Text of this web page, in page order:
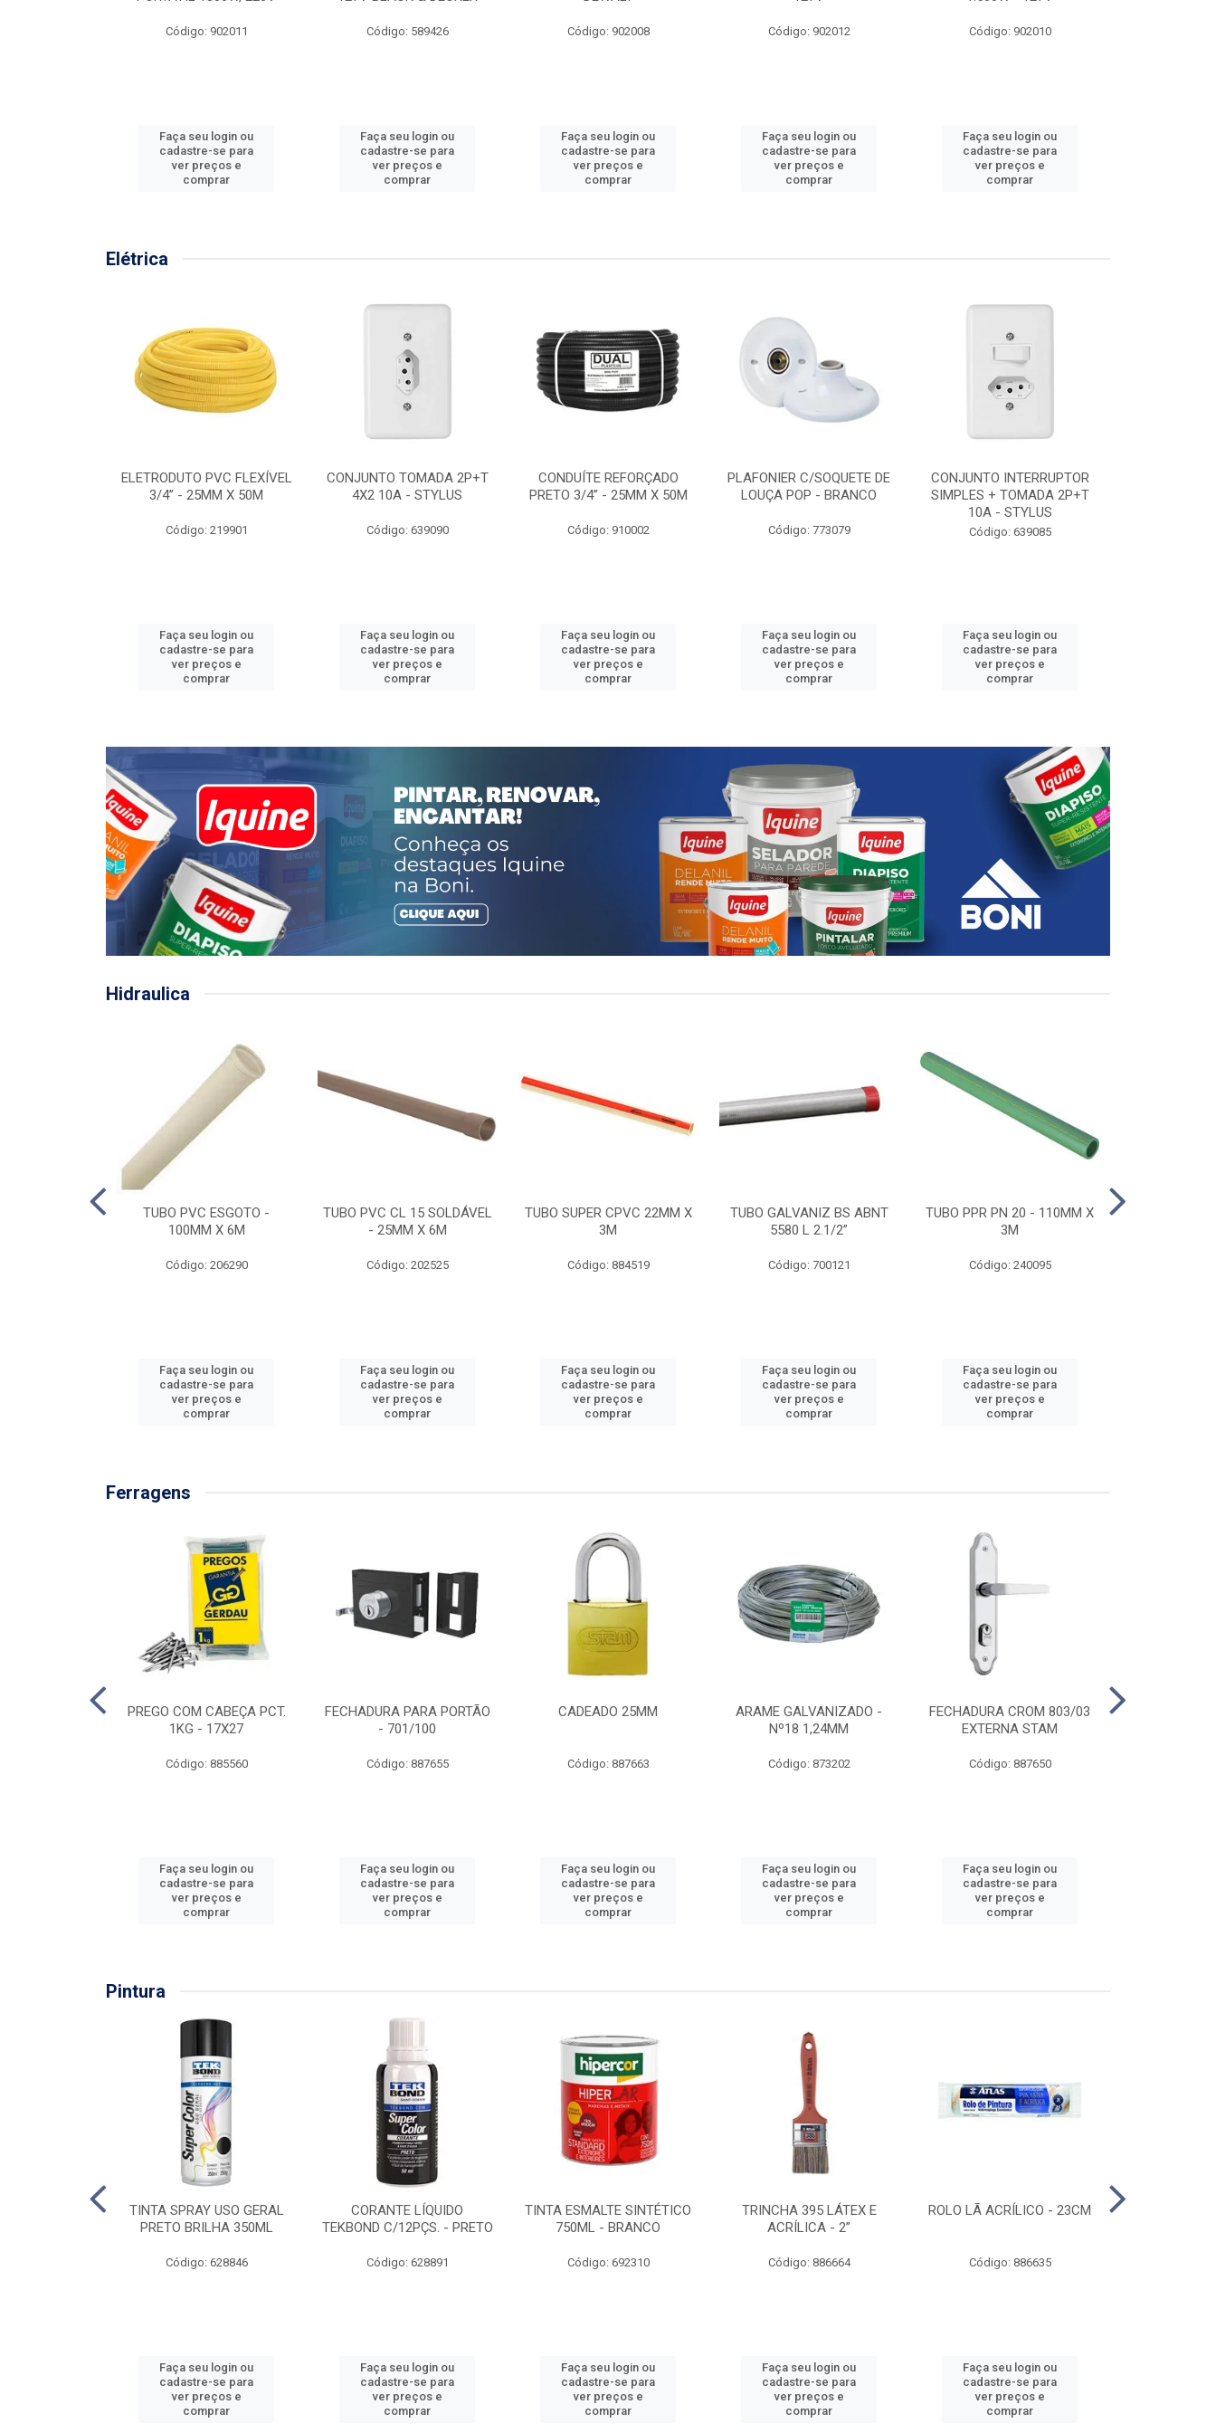
Código: 902011
Faça seu login ou
cadastre-se para
ver preços e
comprar
Código: 589426
Faça seu login ou
cadastre-se para
ver preços e
comprar
Código: 902008
Faça seu login ou
cadastre-se para
ver preços e
comprar
Código: 902012
Faça seu login ou
cadastre-se para
ver preços e
comprar
Código: 902010
Faça seu login ou
cadastre-se para
ver preços e
comprar
Elétrica
ELETRODUTO PVC FLEXÍVEL
3/4” - 25MM X 50M
Código: 219901
Faça seu login ou
cadastre-se para
ver preços e
comprar
CONJUNTO TOMADA 2P+T
4X2 10A - STYLUS
Código: 639090
Faça seu login ou
cadastre-se para
ver preços e
comprar
CONDUÍTE REFORÇADO
PRETO 3/4” - 25MM X 50M
Código: 910002
Faça seu login ou
cadastre-se para
ver preços e
comprar
PLAFONIER C/SOQUETE DE
LOUÇA POP - BRANCO
Código: 773079
Faça seu login ou
cadastre-se para
ver preços e
comprar
CONJUNTO INTERRUPTOR
SIMPLES + TOMADA 2P+T
10A - STYLUS
Código: 639085
Faça seu login ou
cadastre-se para
ver preços e
comprar
Hidraulica
TUBO PVC ESGOTO -
100MM X 6M
Código: 206290
Faça seu login ou
cadastre-se para
ver preços e
comprar
TUBO PVC CL 15 SOLDÁVEL
- 25MM X 6M
Código: 202525
Faça seu login ou
cadastre-se para
ver preços e
comprar
TUBO SUPER CPVC 22MM X
3M
Código: 884519
Faça seu login ou
cadastre-se para
ver preços e
comprar
TUBO GALVANIZ BS ABNT
5580 L 2.1/2”
Código: 700121
Faça seu login ou
cadastre-se para
ver preços e
comprar
TUBO PPR PN 20 - 110MM X
3M
Código: 240095
Faça seu login ou
cadastre-se para
ver preços e
comprar
Ferragens
PREGO COM CABEÇA PCT.
1KG - 17X27
Código: 885560
Faça seu login ou
cadastre-se para
ver preços e
comprar
FECHADURA PARA PORTÃO
- 701/100
Código: 887655
Faça seu login ou
cadastre-se para
ver preços e
comprar
CADEADO 25MM
Código: 887663
Faça seu login ou
cadastre-se para
ver preços e
comprar
ARAME GALVANIZADO -
Nº18 1,24MM
Código: 873202
Faça seu login ou
cadastre-se para
ver preços e
comprar
FECHADURA CROM 803/03
EXTERNA STAM
Código: 887650
Faça seu login ou
cadastre-se para
ver preços e
comprar
Pintura
TINTA SPRAY USO GERAL
PRETO BRILHA 350ML
Código: 628846
Faça seu login ou
cadastre-se para
ver preços e
comprar
CORANTE LÍQUIDO
TEKBOND C/12PÇS. - PRETO
Código: 628891
Faça seu login ou
cadastre-se para
ver preços e
comprar
TINTA ESMALTE SINTÉTICO
750ML - BRANCO
Código: 692310
Faça seu login ou
cadastre-se para
ver preços e
comprar
TRINCHA 395 LÁTEX E
ACRÍLICA - 2”
Código: 886664
Faça seu login ou
cadastre-se para
ver preços e
comprar
ROLO LÃ ACRÍLICO - 23CM
Código: 886635
Faça seu login ou
cadastre-se para
ver preços e
comprar